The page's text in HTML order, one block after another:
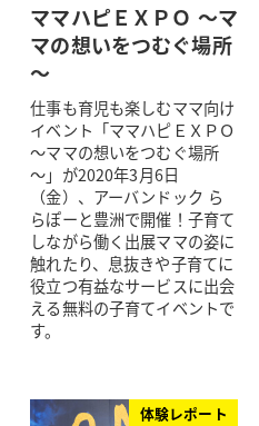
ママハピＥＸＰＯ ～マ
マの想いをつむぐ場所
～
仕事も育児も楽しむママ向け
イベント「ママハピＥＸＰＯ
～ママの想いをつむぐ場所
～」が2020年3月6日
（金）、アーバンドック ら
らぽーと豊洲で開催！子育て
しながら働く出展ママの姿に
触れたり、息抜きや子育てに
役立つ有益なサービスに出会
える無料の子育てイベントで
す。
体験レポート